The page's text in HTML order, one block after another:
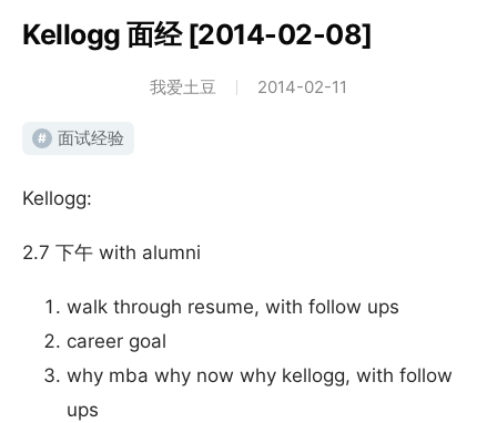
Kellogg 面经 [2014-02-08]
我爱土豆 2014-02-11
# 面试经验
Kellogg:
2.7 下午 with alumni
walk through resume, with follow ups
career goal
why mba why now why kellogg, with follow
ups